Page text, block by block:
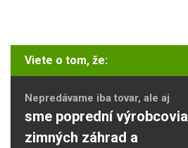
Viete o tom, že:
Nepredávame iba tovar, ale aj
sme poprední výrobcovia
zimných záhrad a